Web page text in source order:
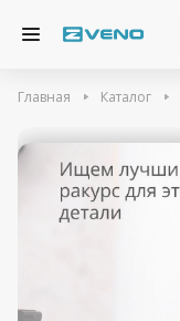
Главная Каталог